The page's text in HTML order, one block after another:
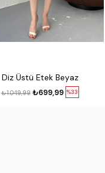
Diz Üstü Etek Beyaz
%33
₺699,99
₺1.049,99